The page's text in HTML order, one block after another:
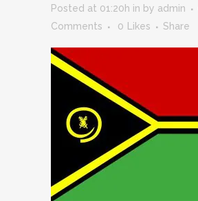
Posted at 01:20h in by admin
Comments
0 Likes Share